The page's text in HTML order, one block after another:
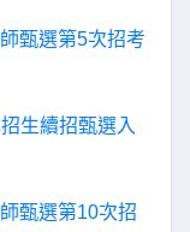
甄選第5次招考
生續招甄選入
甄選第10次招